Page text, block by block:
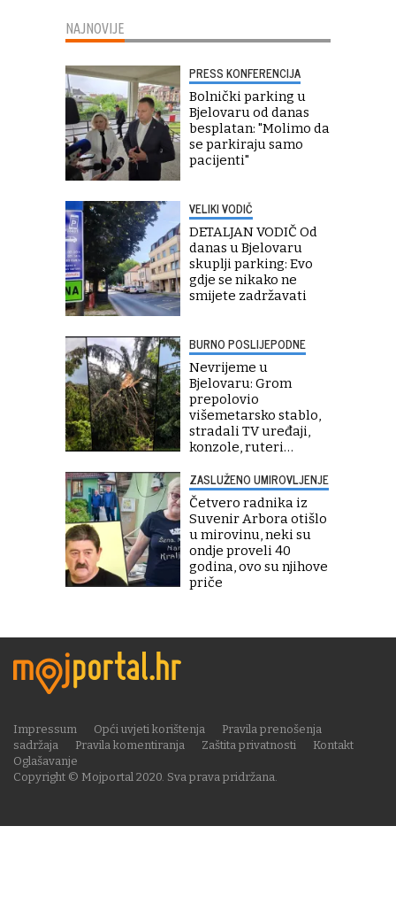
NAJNOVIJE
PRESS KONFERENCIJA
Bolnički parking u
Bjelovaru od danas
besplatan: "Molimo da
se parkiraju samo
pacijenti"
VELIKI VODIČ
DETALJAN VODIČ Od
danas u Bjelovaru
skuplji parking: Evo
gdje se nikako ne
smijete zadržavati
BURNO POSLIJEPODNE
Nevrijeme u
Bjelovaru: Grom
prepolovio
višemetarsko stablo,
stradali TV uređaji,
konzole, ruteri…
ZASLUŽENO UMIROVLJENJE
Četvero radnika iz
Suvenir Arbora otišlo
u mirovinu, neki su
ondje proveli 40
godina, ovo su njihove
priče
Copyright © Mojportal 2020. Sva prava pridržana.
Impressum Opći uvjeti korištenja
Pravila prenošenja
sadržaja
Pravila komentiranja Zaštita privatnosti
Kontakt
Oglašavanje